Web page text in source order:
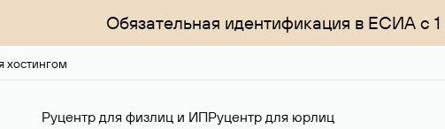
Обязательная идентификация в ЕСИА с
хостингом
Руцентр для физлиц и ИПРуцентр для юрлиц